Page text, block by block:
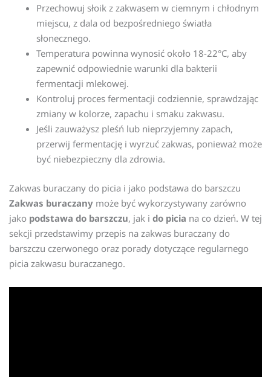
Przechowuj słoik z zakwasem w ciemnym i chłodnym
miejscu, z dala od bezpośredniego światła
słonecznego.
Temperatura powinna wynosić około 18-22°C, aby
zapewnić odpowiednie warunki dla bakterii
fermentacji mlekowej.
Kontroluj proces fermentacji codziennie, sprawdzając
zmiany w kolorze, zapachu i smaku zakwasu.
Jeśli zauważysz pleśń lub nieprzyjemny zapach,
przerwij fermentację i wyrzuć zakwas, ponieważ może
być niebezpieczny dla zdrowia.
Zakwas buraczany do picia i jako podstawa do barszczu
Zakwas buraczany może być wykorzystywany zarówno
jako podstawa do barszczu, jak i do picia na co dzień. W tej
sekcji przedstawimy przepis na zakwas buraczany do
barszczu czerwonego oraz porady dotyczące regularnego
picia zakwasu buraczanego.